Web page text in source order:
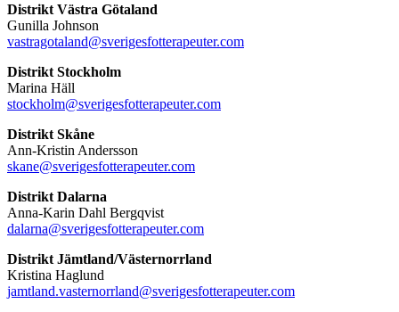
Distrikt Västra Götaland
Gunilla Johnson
vastragotaland@sverigesfotterapeuter.com
Distrikt Stockholm
Marina Häll
stockholm@sverigesfotterapeuter.com
Distrikt Skåne
Ann-Kristin Andersson
skane@sverigesfotterapeuter.com
Distrikt Dalarna
Anna-Karin Dahl Bergqvist
dalarna@sverigesfotterapeuter.com
Distrikt Jämtland/Västernorrland
Kristina Haglund
jamtland.vasternorrland@sverigesfotterapeuter.com